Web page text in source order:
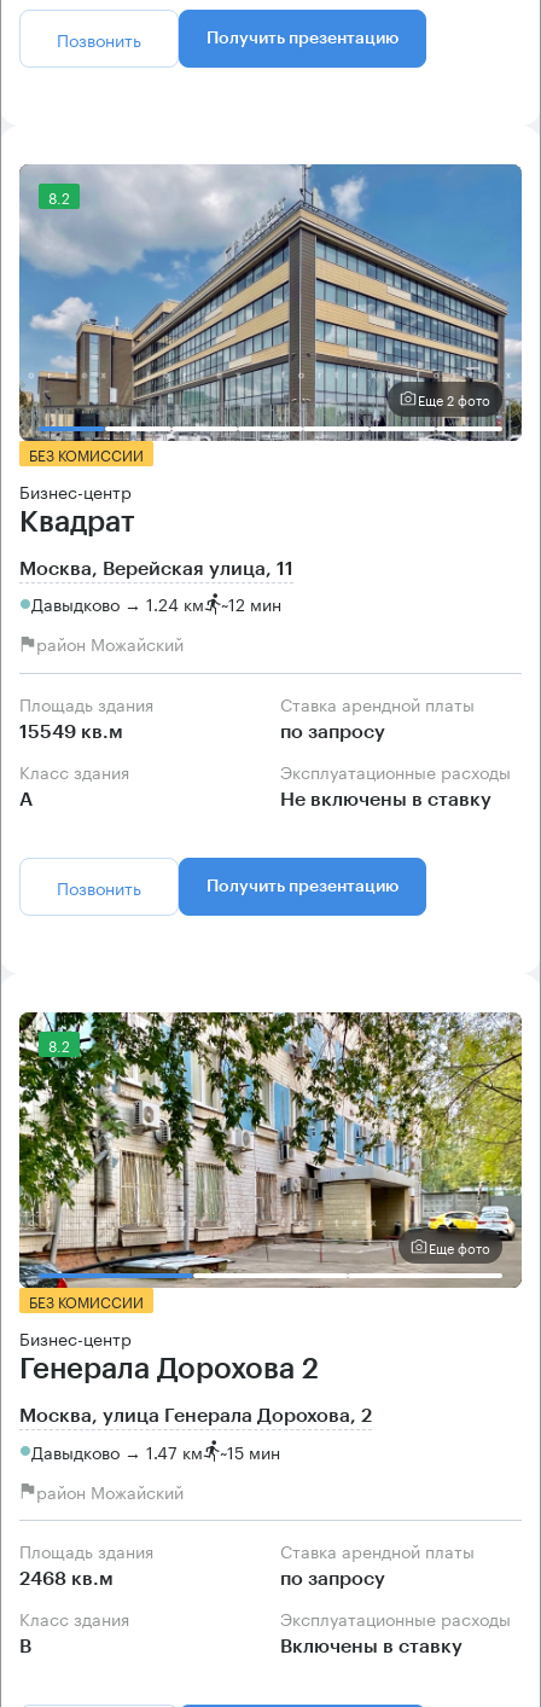
Позвонить Получить презентацию
8.2
Еще 2 фото
БЕЗ КОМИССИИ
Бизнес-центр
Квадрат
Москва, Верейская улица, 11
Давыдково → 1.24 км ~12 мин
район Можайский
Площадь здания
15549 кв.м
Ставка арендной платы
по запросу
Класс здания
А
Эксплуатационные расходы
Не включены в ставку
Позвонить Получить презентацию
8.2
Еще фото
БЕЗ КОМИССИИ
Бизнес-центр
Генерала Дорохова 2
Москва, улица Генерала Дорохова, 2
Давыдково → 1.47 км ~15 мин
район Можайский
Площадь здания
2468 кв.м
Ставка арендной платы
по запросу
Класс здания
B
Эксплуатационные расходы
Включены в ставку